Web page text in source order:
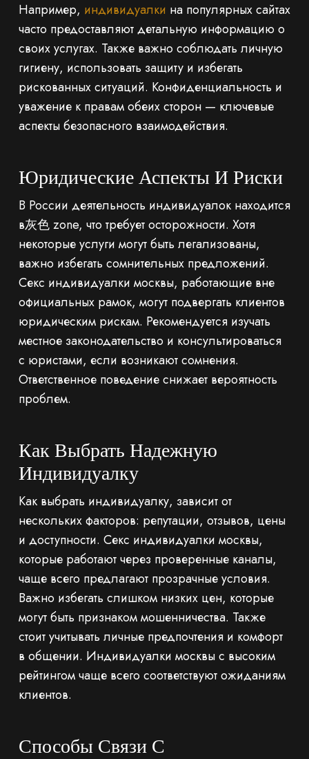
Например, индивидуалки на популярных сайтах
часто предоставляют детальную информацию о
своих услугах. Также важно соблюдать личную
гигиену, использовать защиту и избегать
рискованных ситуаций. Конфиденциальность и
уважение к правам обеих сторон — ключевые
аспекты безопасного взаимодействия.
Юридические Аспекты И Риски
В России деятельность индивидуалок находится
в灰色 zone, что требует осторожности. Хотя
некоторые услуги могут быть легализованы,
важно избегать сомнительных предложений.
Секс индивидуалки москвы, работающие вне
официальных рамок, могут подвергать клиентов
юридическим рискам. Рекомендуется изучать
местное законодательство и консультироваться
с юристами, если возникают сомнения.
Ответственное поведение снижает вероятность
проблем.
Как Выбрать Надежную
Индивидуалку
Как выбрать индивидуалку, зависит от
нескольких факторов: репутации, отзывов, цены
и доступности. Секс индивидуалки москвы,
которые работают через проверенные каналы,
чаще всего предлагают прозрачные условия.
Важно избегать слишком низких цен, которые
могут быть признаком мошенничества. Также
стоит учитывать личные предпочтения и комфорт
в общении. Индивидуалки москвы с высоким
рейтингом чаще всего соответствуют ожиданиям
клиентов.
Способы Связи С